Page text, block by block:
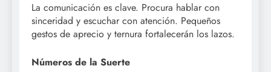
La comunicación es clave. Procura hablar con
sinceridad y escuchar con atención. Pequeños
gestos de aprecio y ternura fortalecerán los lazos.
Números de la Suerte